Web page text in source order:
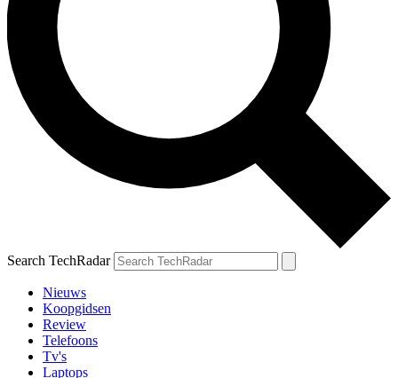
Search TechRadar
Nieuws
Koopgidsen
Review
Telefoons
Tv's
Laptops